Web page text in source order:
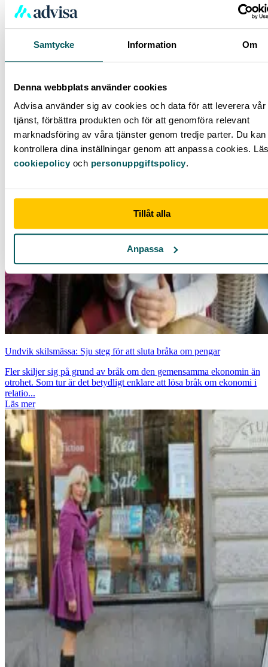
Samtycke Information Om
Denna webbplats använder cookies
Advisa använder sig av cookies och data för att leverera vår
tjänst, förbättra produkten och för att genomföra relevant
marknadsföring av våra tjänster genom tredje parter. Du
kontrollera dina inställningar genom att anpassa cookies.
cookiepolicyoch personuppgiftspolicy.
Tillåt alla
Anpassa
Fler blogginlägg
Undvik skilsmässa: Sju steg för att sluta bråka om pengar
Fler skiljer sig på grund av bråk om den gemensamma ekonomin än
otrohet. Som tur är det betydligt enklare att lösa bråk om ekonomi i
relatio...
Läs mer